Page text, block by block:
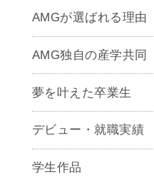
AMGが選ばれる理由
AMG独自の産学共同
夢を叶えた卒業生
デビュー・就職実績
学生作品